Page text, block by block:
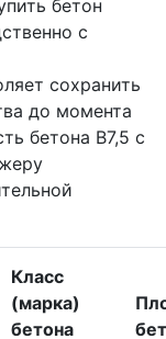
бетон
с
сохранить
до момента
бетона В7,5 с
Класс
(марка)
бетона